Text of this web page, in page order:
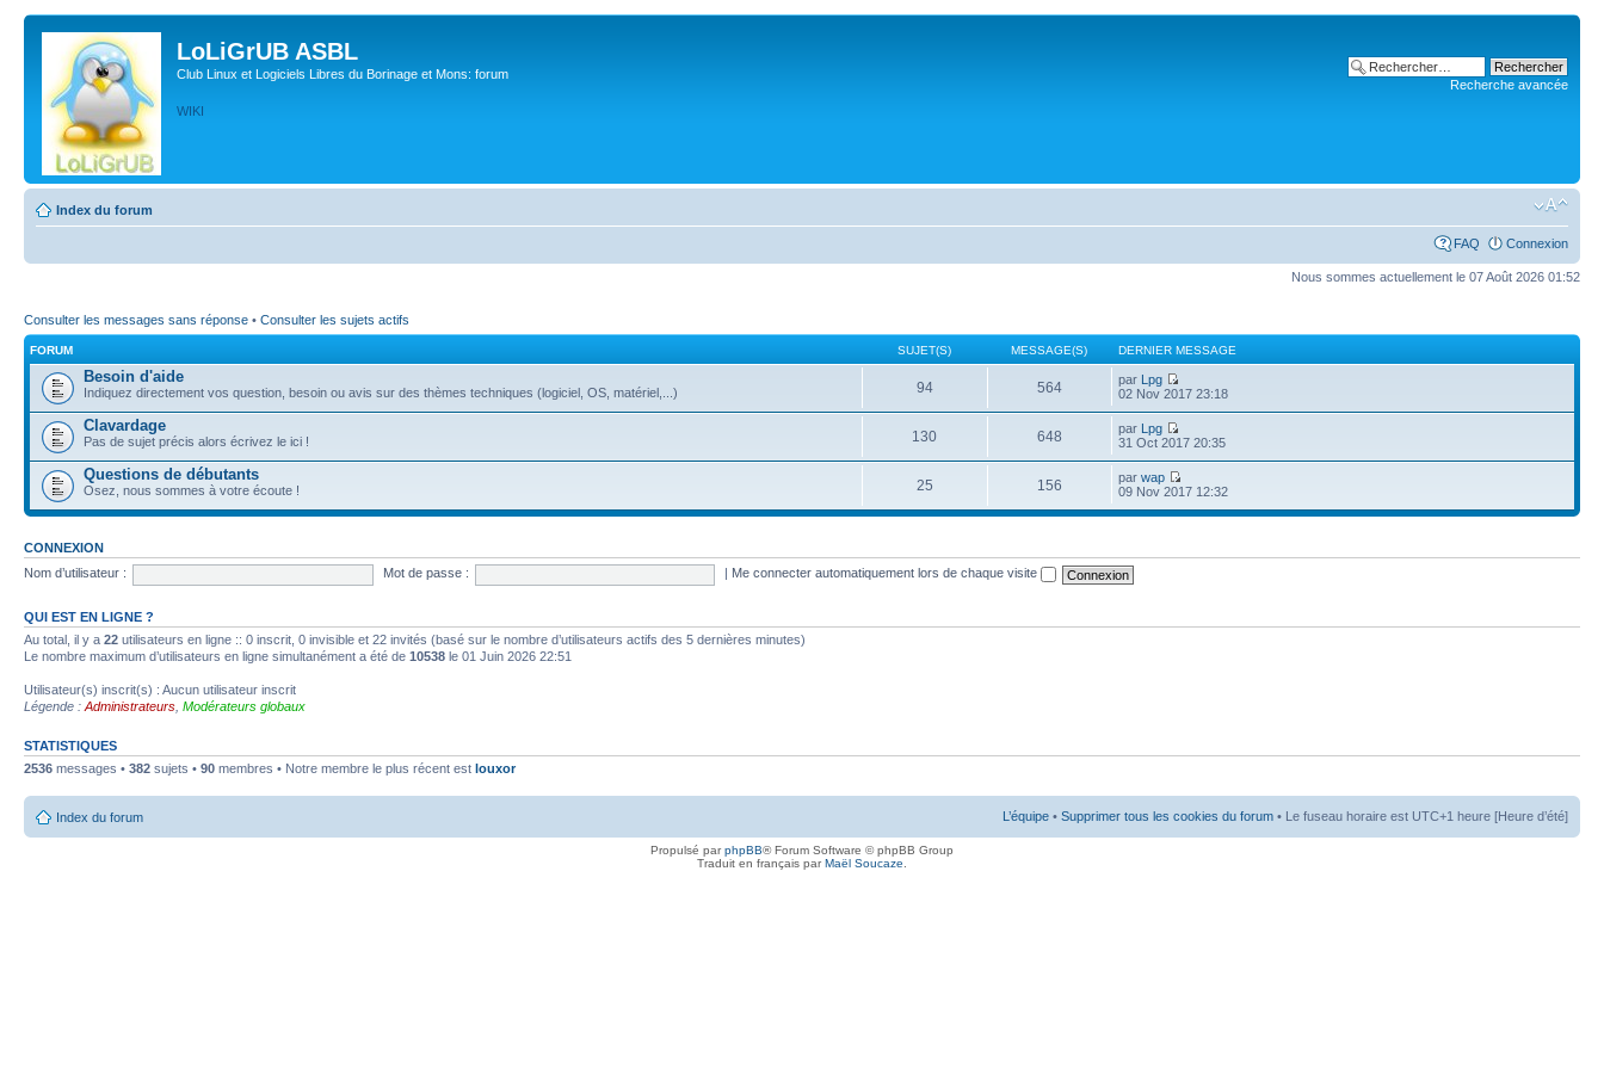
LoLiGrUB ASBL
Club Linux et Logiciels Libres du Borinage et Mons: forum
WIKI
Recherche avancée
Index du forum
FAQ Connexion
Nous sommes actuellement le 07 Août 2026 01:52
Consulter les messages sans réponse • Consulter les sujets actifs
FORUM SUJET(S) MESSAGE(S) DERNIER MESSAGE
Besoin d'aide
Indiquez directement vos question, besoin ou avis sur des thèmes techniques (logiciel, OS, matériel,...) 94 564 par Lpg
02 Nov 2017 23:18
Clavardage
Pas de sujet précis alors écrivez le ici ! 130 648 par Lpg
31 Oct 2017 20:35
Questions de débutants
Osez, nous sommes à votre écoute ! 25 156 parwap
09 Nov 2017 12:32
CONNEXION
Nom d’utilisateur :
Mot de passe : Me connecter automatiquement lors de chaque visite
QUI EST EN LIGNE ?
Au total, il y a 22 utilisateurs en ligne :: 0 inscrit, 0 invisible et 22 invités (basé sur le nombre d’utilisateurs actifs des 5 dernières minutes)
Le nombre maximum d’utilisateurs en ligne simultanément a été de 10538 le 01 Juin 2026 22:51
Utilisateur(s) inscrit(s) : Aucun utilisateur inscrit
Légende : Administrateurs Modérateurs globaux
STATISTIQUES
2536 messages • 382 sujets • 90 membres • Notre membre le plus récent est louxor
Index du forum L’équipe • Supprimer tous les cookies du forum • Le fuseau horaire est UTC+1 heure [Heure d’été]
Propulsé parphpBB® Forum Software © phpBB Group
Traduit en français parMaël Soucaze